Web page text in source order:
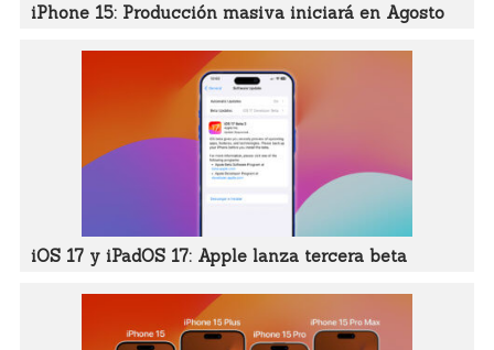
iPhone 15: Producción masiva iniciará en Agosto
iOS 17 y iPadOS 17: Apple lanza tercera beta